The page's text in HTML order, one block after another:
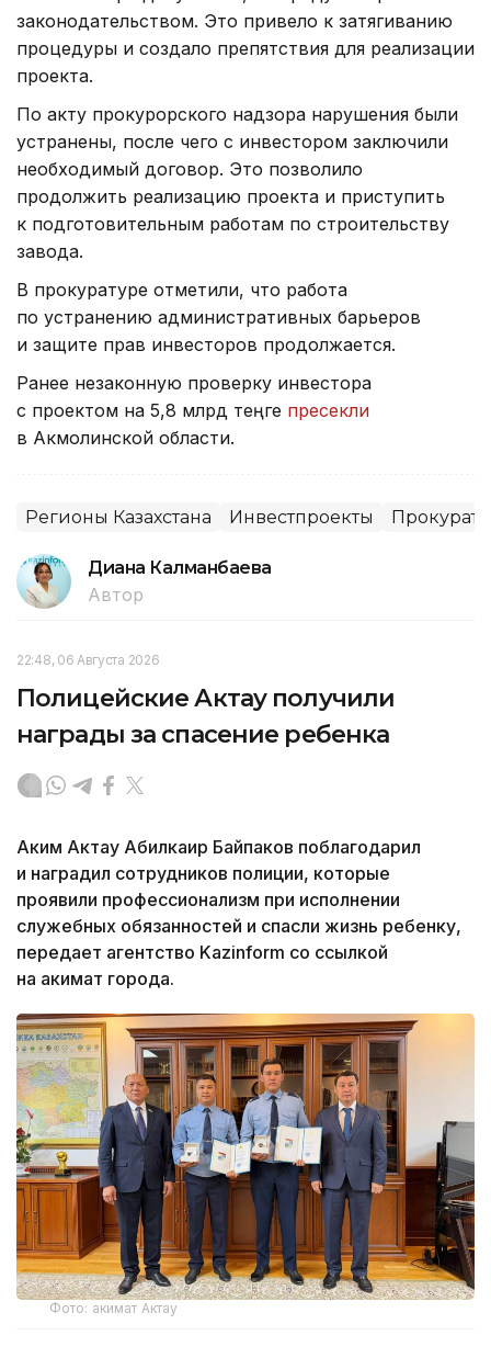
законодательством. Это привело к затягиванию
процедуры и создало препятствия для реализации
проекта.
По акту прокурорского надзора нарушения были
устранены, после чего с инвестором заключили
необходимый договор. Это позволило
продолжить реализацию проекта и приступить
к подготовительным работам по строительству
завода.
В прокуратуре отметили, что работа
по устранению административных барьеров
и защите прав инвесторов продолжается.
Ранее незаконную проверку инвестора
с проектом на 5,8 млрд теңге пресекли
в Акмолинской области.
Регионы Казахстана Инвестпроекты
Диана Калманбаева
Автор
22:48, 06 Августа 2026
Полицейские Актау получили
награды за спасение ребенка
Аким Актау Абилкаир Байпаков поблагодарил
и наградил сотрудников полиции, которые
проявили профессионализм при исполнении
служебных обязанностей и спасли жизнь ребенку,
передает агентство Kazinform со ссылкой
на акимат города.
Фото: акимат Актау